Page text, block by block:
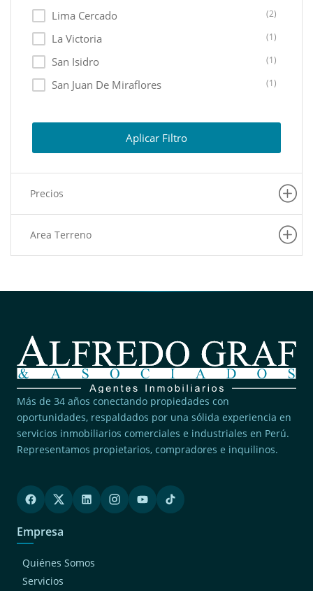
Lima Cercado (2)
La Victoria (1)
San Isidro (1)
San Juan De Miraflores (1)
San Juan De Lurigancho (1)
Aplicar Filtro
Precios
Area Terreno
Más de 34 años conectando propiedades con
oportunidades, respaldados por una sólida experiencia en
servicios inmobiliarios comerciales e industriales en Perú.
Representamos propietarios, compradores e inquilinos.
Empresa
Quiénes Somos
Servicios